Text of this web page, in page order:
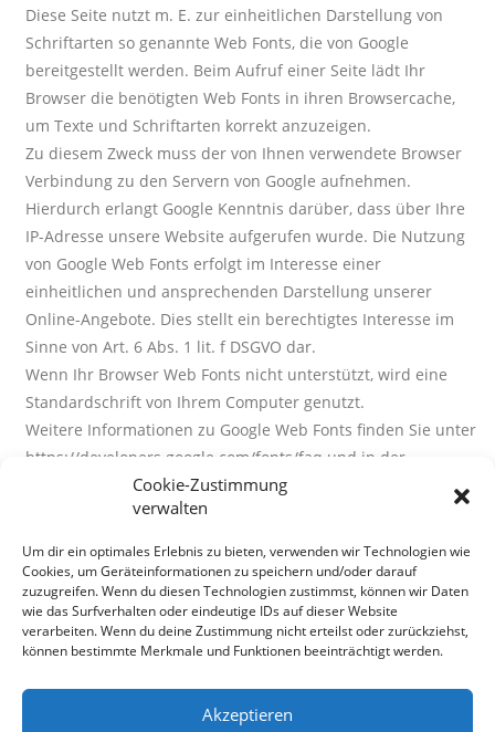
Cookie-Zustimmung
verwalten
Um dir ein optimales Erlebnis zu bieten, verwenden wir Technologien wie
Cookies, um Geräteinformationen zu speichern und/oder darauf
zuzugreifen. Wenn du diesen Technologien zustimmst, können wir Daten
wie das Surfverhalten oder eindeutige IDs auf dieser Website
verarbeiten. Wenn du deine Zustimmung nicht erteilst oder zurückziehst,
können bestimmte Merkmale und Funktionen beeinträchtigt werden.
Akzeptieren
Diese Seite nutzt m. E. zur einheitlichen Darstellung von
Schriftarten so genannte Web Fonts, die von Google
bereitgestellt werden. Beim Aufruf einer Seite lädt Ihr
Browser die benötigten Web Fonts in ihren Browsercache,
um Texte und Schriftarten korrekt anzuzeigen.
Zu diesem Zweck muss der von Ihnen verwendete Browser
Verbindung zu den Servern von Google aufnehmen.
Hierdurch erlangt Google Kenntnis darüber, dass über Ihre
IP-Adresse unsere Website aufgerufen wurde. Die Nutzung
von Google Web Fonts erfolgt im Interesse einer
einheitlichen und ansprechenden Darstellung unserer
Online-Angebote. Dies stellt ein berechtigtes Interesse im
Sinne von Art. 6 Abs. 1 lit. f DSGVO dar.
Wenn Ihr Browser Web Fonts nicht unterstützt, wird eine
Standardschrift von Ihrem Computer genutzt.
Weitere Informationen zu Google Web Fonts finden Sie unter
https://developers.google.com/fonts/faq und in der
Datenschutzerklärung von Google:
https://www.google.com/policies/privacy/.
6. AUFTRAGSDATENVERARBEITUNG
Wir haben mit dem Provider dieser Website einen Vertrag
zur Auftragsdatenverarbeitung abgeschlossen und setzen
die strengen Vorgaben der deutschen
Datenschutzbehörden vollständig um.